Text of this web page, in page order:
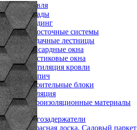
Кровля
Фасады
Сайдинг
Водосточные системы
Чердачные лестницы
Мансардные окна
Пластиковые окна
Вентиляция кровли
Кирпич
Строительные блоки
Изоляция
Гидроизоляционные материалы
Снегозадержатели
Террасная доска, Садовый паркет